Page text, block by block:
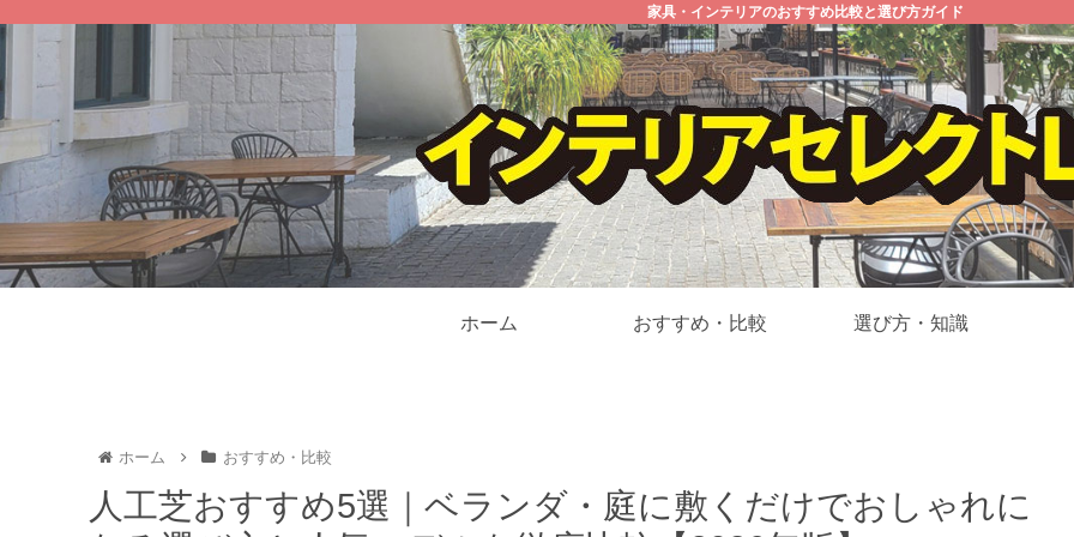
家具・インテリアのおすすめ比較と選び方ガイド
ホーム おすすめ・比較 選び方・知識
ホーム おすすめ・比較
人工芝おすすめ5選｜ベランダ・庭に敷くだけでおしゃれに